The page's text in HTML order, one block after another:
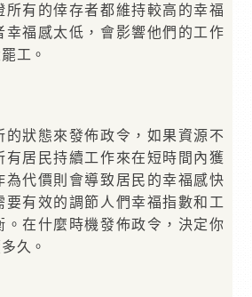
所有的倖存者都維持較高的幸福
幸福感太低，會影響他們的工作
工。
的狀態來發佈政令，如果資源不
有居民持續工作來在短時間內獲
為代價則會導致居民的幸福感快
要有效的調節人們幸福指數和工
。在什麼時機發佈政令，決定你
久。